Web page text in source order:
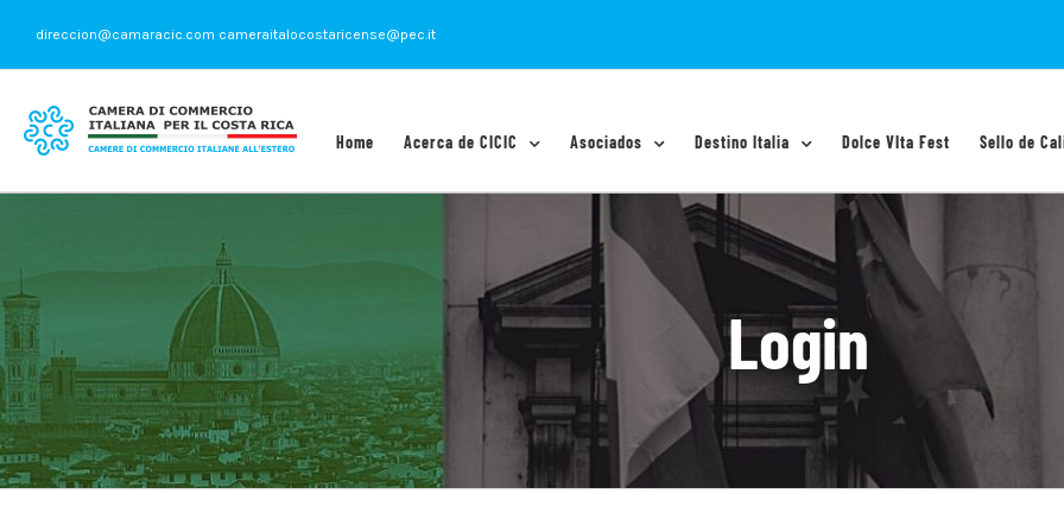
contenido
direccion@camaracic.com cameraitalocostaricense@pec.it
Home Acerca de CICIC Asociados Destino Italia Dolce VIta Fest Sello de
Login